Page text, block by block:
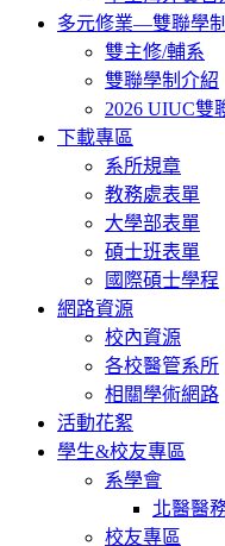
多元修業—雙聯學
雙主修/輔系
雙聯學制介紹
2026 UIUC雙
下載專區
系所規章
教務處表單
大學部表單
碩士班表單
國際碩士學程
網路資源
校內資源
各校醫管系所
相關學術網路
活動花絮
學生&校友專區
系學會
北醫醫
校友專區